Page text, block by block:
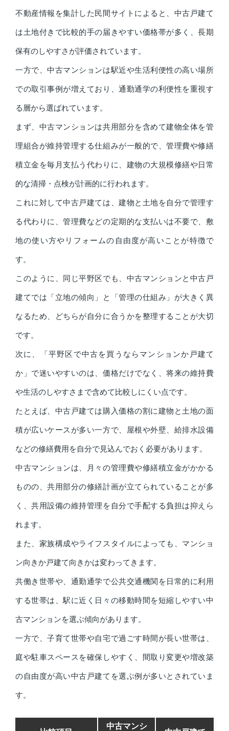
不動産情報を集計した民間サイトによると、中古戸建て
は土地付きで比較的手の届きやすい価格帯が多く、長期
保有のしやすさが評価されています。
一方で、中古マンションは駅近や生活利便性の高い場所
での取引事例が増えており、通勤通学の利便性を重視す
る層から選ばれています。
まず、中古マンションは共用部分を含めて建物全体を管
理組合が維持管理する仕組みが一般的で、管理費や修繕
積立金を毎月支払う代わりに、建物の大規模修繕や日常
的な清掃・点検が計画的に行われます。
これに対して中古戸建ては、建物と土地を自分で管理す
る代わりに、管理費などの定期的な支払いは不要で、敷
地の使い方やリフォームの自由度が高いことが特徴で
す。
このように、同じ平野区でも、中古マンションと中古戸
建てでは「立地の傾向」と「管理の仕組み」が大きく異
なるため、どちらが自分に合うかを整理することが大切
です。
次に、「平野区で中古を買うならマンションか戸建て
か」で迷いやすいのは、価格だけでなく、将来の維持費
や生活のしやすさまで含めて比較しにくい点です。
たとえば、中古戸建ては購入価格の割に建物と土地の面
積が広いケースが多い一方で、屋根や外壁、給排水設備
などの修繕費用を自分で見込んでおく必要があります。
中古マンションは、月々の管理費や修繕積立金がかかる
ものの、共用部分の修繕計画が立てられていることが多
く、共用設備の維持管理を自分で手配する負担は抑えら
れます。
また、家族構成やライフスタイルによっても、マンショ
ン向きか戸建て向きかは変わってきます。
共働き世帯や、通勤通学で公共交通機関を日常的に利用
する世帯は、駅に近く日々の移動時間を短縮しやすい中
古マンションを選ぶ傾向があります。
一方で、子育て世帯や自宅で過ごす時間が長い世帯は、
庭や駐車スペースを確保しやすく、間取り変更や増改築
の自由度が高い中古戸建てを選ぶ例が多いとされていま
す。
中古マンシ